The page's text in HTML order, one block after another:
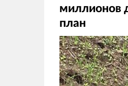
миллионов
план